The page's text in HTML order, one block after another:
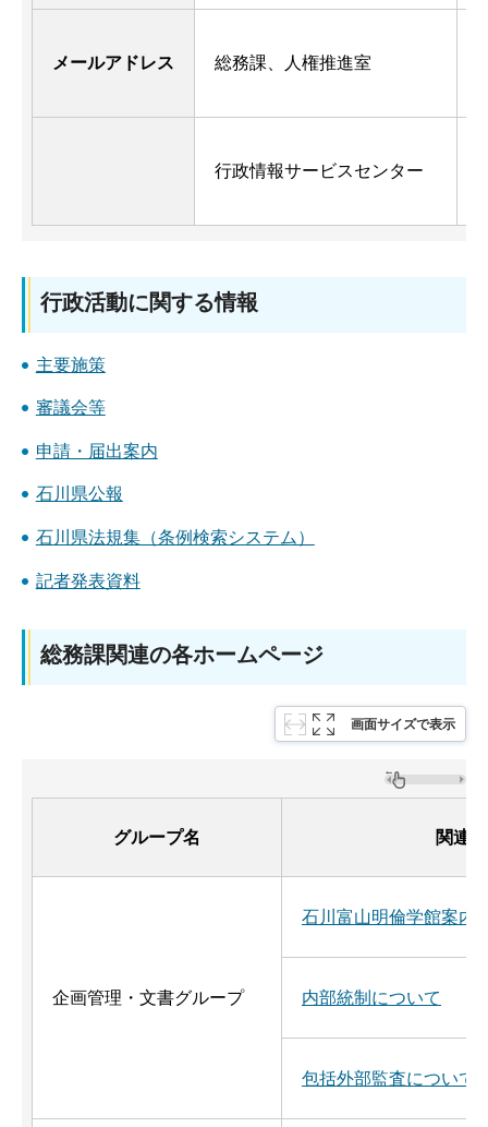
メールアドレス 総務課、人権推進室
行政情報サービスセンター
行政活動に関する情報
主要施策
審議会等
申請・届出案内
石川県公報
石川県法規集（条例検索システム）
記者発表資料
総務課関連の各ホームページ
画面サイズで表示
グループ名 関連
企画管理・文書グループ
石川富山明倫学館案内
内部統制について
包括外部監査について